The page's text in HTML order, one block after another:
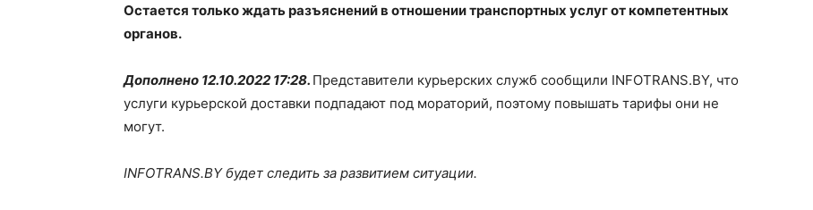
Остается только ждать разъяснений в отношении транспортных услуг от компетентных
органов.
Дополнено 12.10.2022 17:28. Представители курьерских служб сообщили INFOTRANS.BY, что
услуги курьерской доставки подпадают под мораторий, поэтому повышать тарифы они не
могут.
INFOTRANS.BY будет следить за развитием ситуации.